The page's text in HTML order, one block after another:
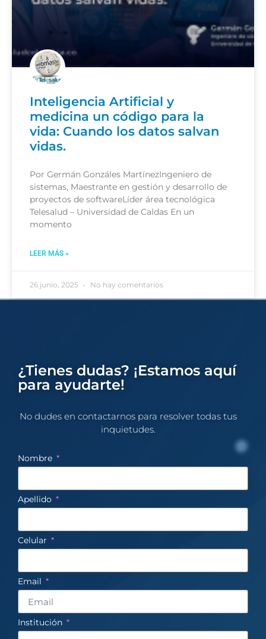
Inteligencia Artificial y
medicina un código para la
vida: Cuando los datos salvan
vidas.
Por Germán Gonzáles MartínezIngeniero de
sistemas, Maestrante en gestión y desarrollo de
proyectos de softwareLíder área tecnológica
Telesalud – Universidad de Caldas En un
momento
LEER MÁS »
26 junio, 2025 No hay comentarios
¿Tienes dudas? ¡Estamos aquí
para ayudarte!
No dudes en contactarnos para resolver todas tus
inquietudes.​
Nombre
Apellido
Celular
Email
Institución